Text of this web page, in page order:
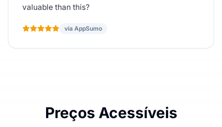
valuable than this?
via AppSumo
Preços Acessíveis